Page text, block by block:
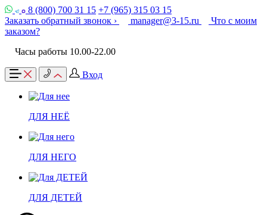
8 (800) 700 31 15 +7 (965) 315 03 15
Заказать обратный звонок ›
manager@3-15.ru
Что с моим
заказом?
Часы работы 10.00-22.00
Вход
ДЛЯ НЕЁ
ДЛЯ НЕГО
ДЛЯ ДЕТЕЙ